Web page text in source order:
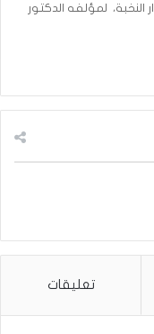
لمؤلفه الدكتور
تعليقات